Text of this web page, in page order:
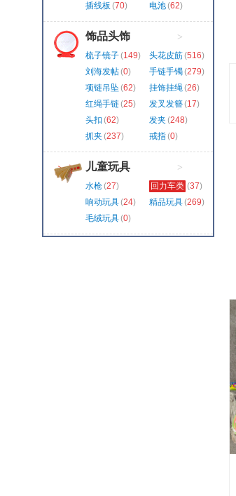
插线板 (70) 电池(62)
>
饰品头饰
梳子镜子(149) 头花皮筋(516)
刘海发帖(0) 手链手镯(279)
项链吊坠(62) 挂饰挂绳(26)
红绳手链(25) 发叉发簪(17)
头扣 (62) 发夹 (248)
抓夹 (237) 戒指(0)
>
儿童玩具
水枪(27) 回力车类 (37)
响动玩具(24) 精品玩具(269)
毛绒玩具(0)